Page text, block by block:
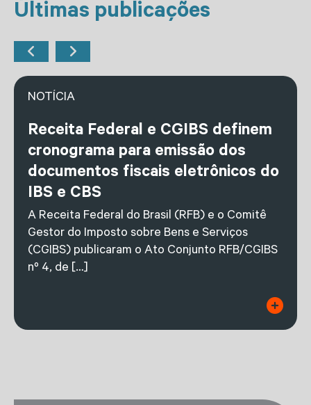
Últimas publicações
NOTÍCIA
Receita Federal e CGIBS definem
cronograma para emissão dos
documentos fiscais eletrônicos do
IBS e CBS
A Receita Federal do Brasil (RFB) e o Comitê
Gestor do Imposto sobre Bens e Serviços
(CGIBS) publicaram o Ato Conjunto RFB/CGIBS
nº 4, de […]